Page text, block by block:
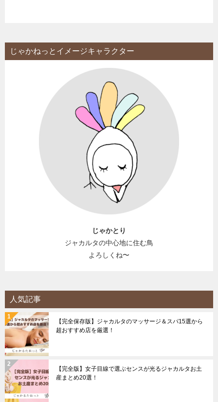
じゃかねっとイメージキャラクター
じゃかとり
ジャカルタの中心地に住む鳥
よろしくね〜
人気記事
【完全保存版】ジャカルタのマッサージ＆スパ15選から
超おすすめ店を厳選！
【完全版】女子目線で選ぶセンスが光るジャカルタお土
産まとめ20選！